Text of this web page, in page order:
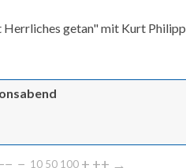
Herrliches getan" mit Kurt
− 10 50 100 + ++ →